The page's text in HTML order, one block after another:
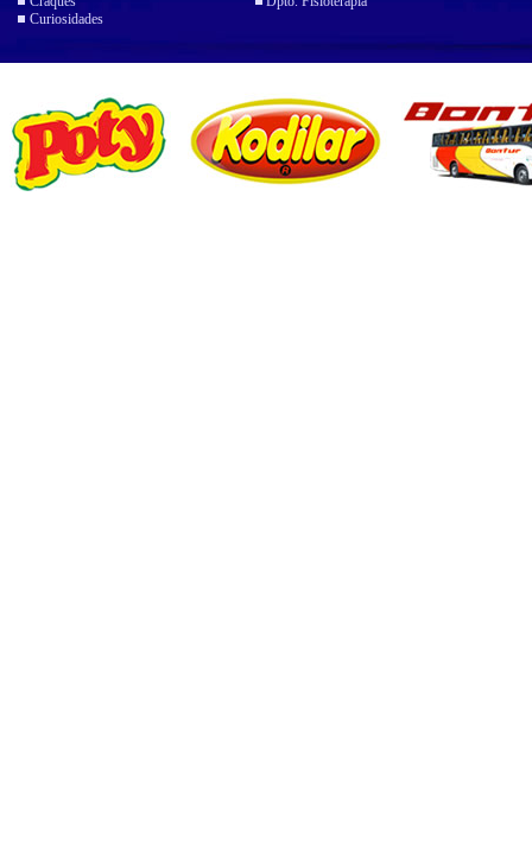
Curiosidades